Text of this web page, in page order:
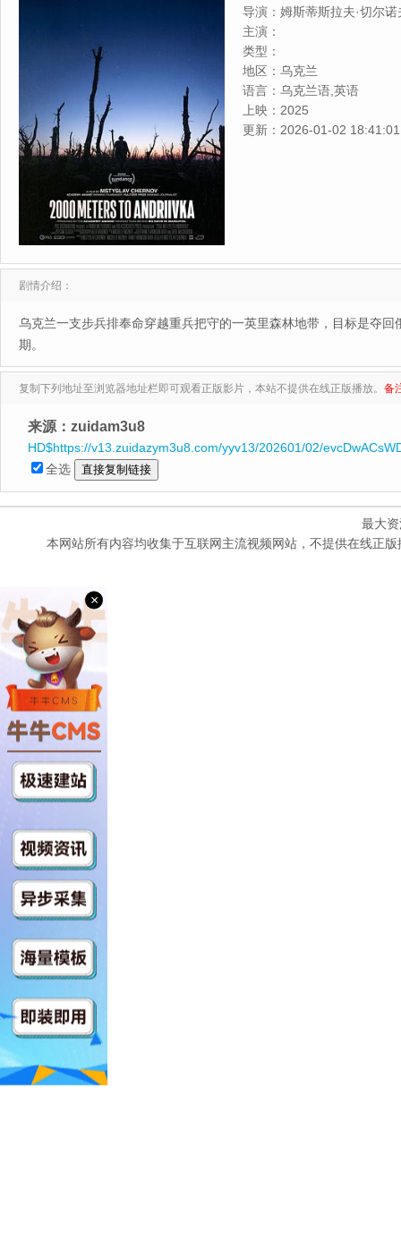
导演： 姆斯蒂斯拉夫·切尔诺
主演：
类型：
地区： 乌克兰
语言： 乌克兰语,英语
上映： 2025
更新： 2026-01-02 18:41:01
剧情介绍：
乌克兰一支步兵排奉命穿越重兵把守的一英里森林地带，目标是夺
期。
复制下列地址至浏览器地址栏即可观看正版影片，本站不提供在线正版播放。 备
来源：zuidam3u8
HD$https://v13.zuidazym3u8.com/yyv13/202601/02/
全选
最大
本网站所有内容均收集于互联网主流视频网站，不提供在线正
×